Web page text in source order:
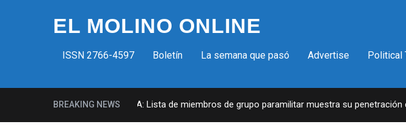
EL MOLINO ONLINE
ISSN 2766-4597 Boletín La semana que pasó Advertise Political
BREAKING NEWS
Milicias fascistas en EUA: Lista de miembros de grupo paramilitar muestra su penetración en